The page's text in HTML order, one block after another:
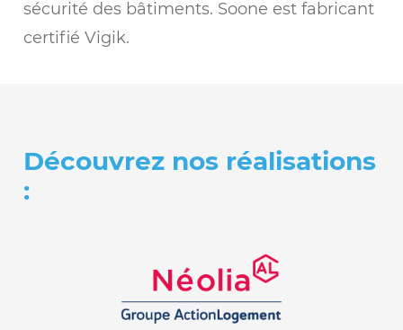
sécurité des bâtiments. Soone est fabricant
certifié Vigik.
Découvrez nos réalisations
: